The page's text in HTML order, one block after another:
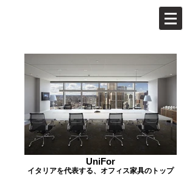
UniFor
イタリアを代表する、オフィス家具のトップ